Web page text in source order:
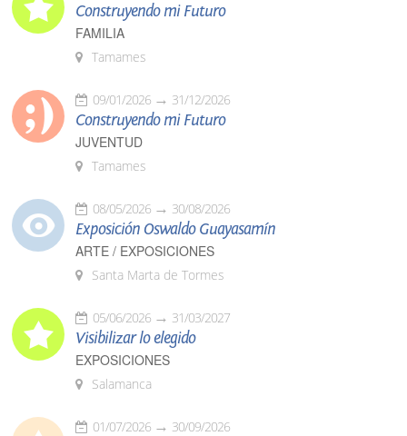
Construyendo mi Futuro
FAMILIA
Tamames
09/01/2026 31/12/2026
Construyendo mi Futuro
JUVENTUD
Tamames
08/05/2026 30/08/2026
Exposición Oswaldo Guayasamín
ARTE / EXPOSICIONES
Santa Marta de Tormes
05/06/2026 31/03/2027
Visibilizar lo elegido
EXPOSICIONES
Salamanca
01/07/2026 30/09/2026